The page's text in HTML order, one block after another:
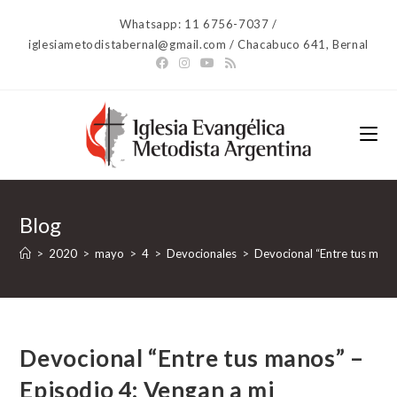
contenido
Whatsapp: 11 6756-7037 /
iglesiametodistabernal@gmail.com / Chacabuco 641, Bernal
Blog
> 2020 > mayo > 4 > Devocionales > Devocional “Entre tus
Devocional “Entre tus manos” –
Episodio 4: Vengan a mi